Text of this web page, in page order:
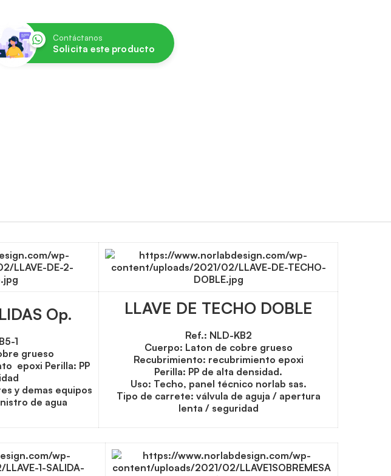
Contáctanos
Solicita este producto
Op.
1
grueso
epoxi Perilla: PP
y demas equipos
de agua
LLAVE DE TECHO DOBLE
Ref.: NLD-KB2
Cuerpo: Laton de cobre grueso
Recubrimiento: recubrimiento epoxi
Perilla: PP de alta densidad.
Uso: Techo, panel técnico norlab sas.
Tipo de carrete: válvula de aguja / apertura
lenta / seguridad